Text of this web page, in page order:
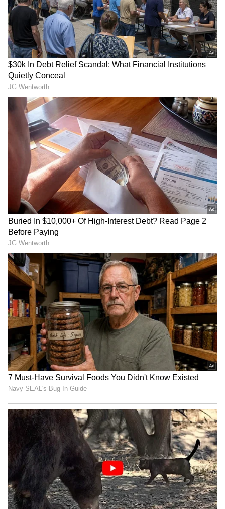
Viswanath & Sons Trailer
Review: కొడుకుని చూసుకోమంటే
ఐ లవ్యూ చెప్పింది.. విశ్వనాథ్‌
అండ్‌ సన్స్ ట్రైలర్‌ ఎలా ఉందంటే
Vijay Sangeetha: విజయ్-
సంగీత లవ్ స్టోరీ టూ డివోర్స్
డ్రామా.. అసలు ఏం జరిగింది?
LATEST VIDEOS
తెలుగు రాష్ట్రాల్లో మళ్లీ మొదలైన భారీ
వర్షాలు | AP & Telangana Rain Alert
Today
డాలర్లు వస్తాయి కానీ... అమెరికాలో అందరి
బతుకూ ఇదే! | US vs India Minimum
Wage | Asianet News Telugu